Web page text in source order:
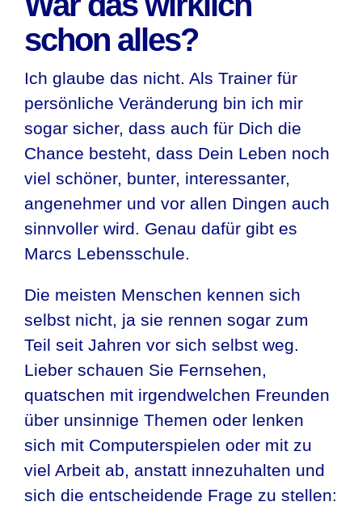
schon alles?
Ich glaube das nicht. Als Trainer für
persönliche Veränderung bin ich mir
sogar sicher, dass auch für Dich die
Chance besteht, dass Dein Leben noch
viel schöner, bunter, interessanter,
angenehmer und vor allen Dingen auch
sinnvoller wird. Genau dafür gibt es
Marcs Lebensschule.
Die meisten Menschen kennen sich
selbst nicht, ja sie rennen sogar zum
Teil seit Jahren vor sich selbst weg.
Lieber schauen Sie Fernsehen,
quatschen mit irgendwelchen Freunden
über unsinnige Themen oder lenken
sich mit Computerspielen oder mit zu
viel Arbeit ab, anstatt innezuhalten und
sich die entscheidende Frage zu stellen: